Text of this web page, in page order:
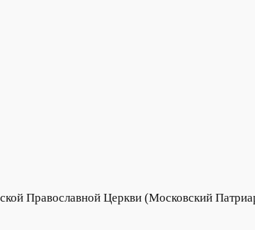
Православной Церкви (Московский